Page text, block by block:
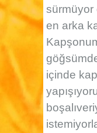
sürmüyor
en arka
içinde